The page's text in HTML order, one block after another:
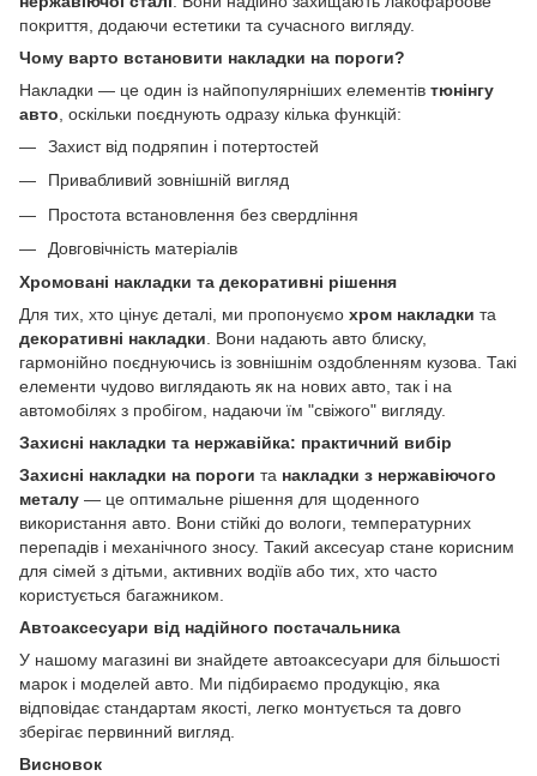
покриття, додаючи естетики та сучасного вигляду.
Чому варто встановити накладки на пороги?
Накладки — це один із найпопулярніших елементів тюнінгу
авто , оскільки поєднують одразу кілька функцій:
Захист від подряпин і потертостей
Привабливий зовнішній вигляд
Простота встановлення без свердління
Довговічність матеріалів
Хромовані накладки та декоративні рішення
Для тих, хто цінує деталі, ми пропонуємо хром накладки та
декоративні накладки. Вони надають авто блиску,
гармонійно поєднуючись із зовнішнім оздобленням кузова. Такі
елементи чудово виглядають як на нових авто, так і на
автомобілях з пробігом, надаючи їм "свіжого" вигляду.
Захисні накладки та нержавійка: практичний вибір
Захисні накладки на пороги та накладки з нержавіючого
металу — це оптимальне рішення для щоденного
використання авто. Вони стійкі до вологи, температурних
перепадів і механічного зносу. Такий аксесуар стане корисним
для сімей з дітьми, активних водіїв або тих, хто часто
користується багажником.
Автоаксесуари від надійного постачальника
У нашому магазині ви знайдете автоаксесуари для більшості
марок і моделей авто. Ми підбираємо продукцію, яка
відповідає стандартам якості, легко монтується та довго
зберігає первинний вигляд.
Висновок